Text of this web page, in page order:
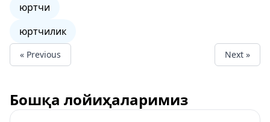
юртчи
юртчилик
« Previous Next »
Бошқа лойиҳаларимиз